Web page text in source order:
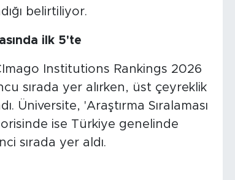
belirtiliyor.
ilk 5'te
Institutions Rankings 2026
sırada yer alırken, üst çeyreklik
Üniversite, 'Araştırma Sıralaması
ise Türkiye genelinde
sırada yer aldı.